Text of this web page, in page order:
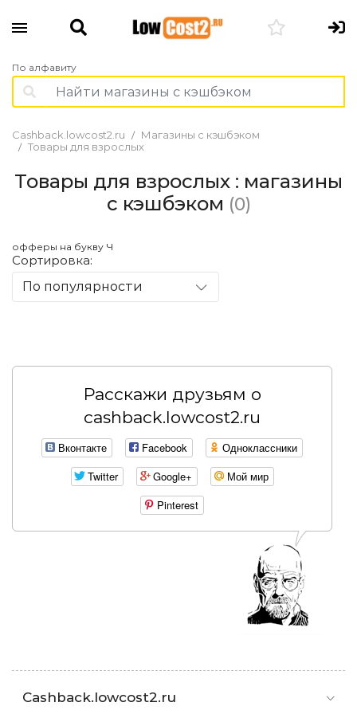
По алфавиту
Cashback.lowcost2.ru
Магазины с кэшбэком
Товары для взрослых
Товары для взрослых : магазины
с кэшбэком (0)
офферы на букву Ч
Сортировка:
По популярности
Расскажи друзьям о
cashback.lowcost2.ru
Вконтакте Facebook
Одноклассники
Twitter
Google+
Мой мир
Pinterest
Cashback.lowcost2.ru